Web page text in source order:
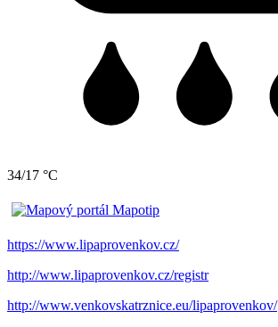
34/17 °C
https://www.lipaprovenkov.cz/
http://www.lipaprovenkov.cz/registr
http://www.venkovskatrznice.eu/lipaprovenkov/